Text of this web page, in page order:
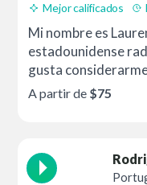
Mejor calificados
Mi nombre es
estadounidense
gusta
A partir de $75